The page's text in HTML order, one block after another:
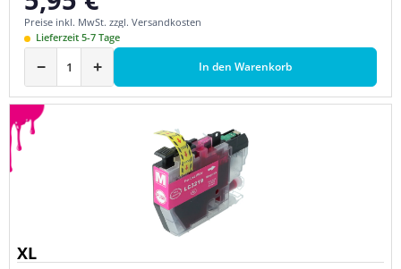
Preise inkl. MwSt. zzgl. Versandkosten
Lieferzeit 5-7 Tage
− + In den Warenkorb
XL